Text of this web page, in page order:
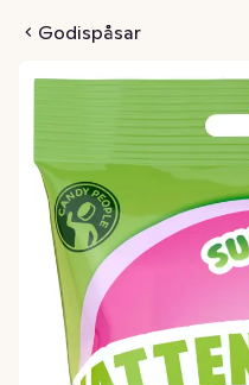
Godispåsar